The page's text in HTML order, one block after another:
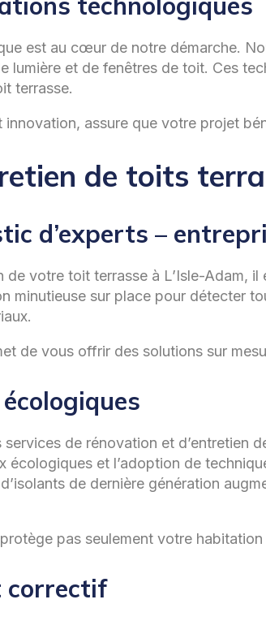
est au cœur de notre démarche.
lumière et de fenêtres de toit. Ces
terrasse.
assure que votre projet
de toits
d’experts –
de votre toit terrasse à L’Isle-
minutieuse sur place pour détecter
de vous offrir des solutions sur
de rénovation et d’entretien
écologiques et l’adoption de
de dernière génération
pas seulement votre
correctif